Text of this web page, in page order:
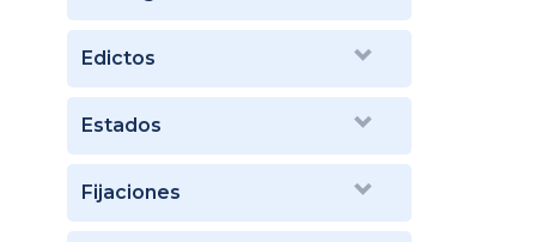
Edictos
Estados
Fijaciones